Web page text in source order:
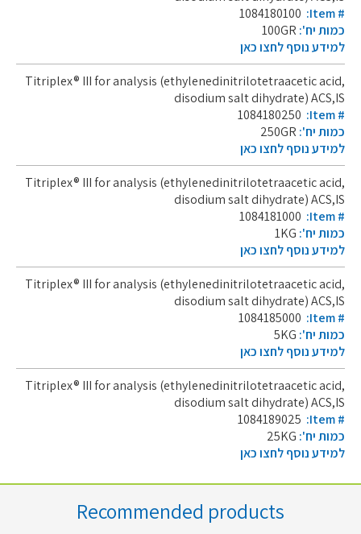
1084180100 :Item #
כמות יח':
למידע נוסף לחצו כאן
Titriplex® III for analysis (ethylenedinitrilotetraacetic acid,
disodium salt dihydrate) ACS,IS
1084180250 :Item #
כמות יח':
למידע נוסף לחצו כאן
Titriplex® III for analysis (ethylenedinitrilotetraacetic acid,
disodium salt dihydrate) ACS,IS
1084181000 :Item #
כמות יח':
למידע נוסף לחצו כאן
Titriplex® III for analysis (ethylenedinitrilotetraacetic acid,
disodium salt dihydrate) ACS,IS
1084185000 :Item #
כמות יח':
למידע נוסף לחצו כאן
Titriplex® III for analysis (ethylenedinitrilotetraacetic acid,
disodium salt dihydrate) ACS,IS
1084189025 :Item #
כמות יח':
למידע נוסף לחצו כאן
Recommended products